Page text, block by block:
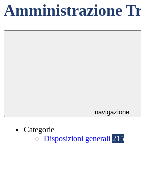
Amministrazione
navigazione
Categorie
Disposizioni generali 215